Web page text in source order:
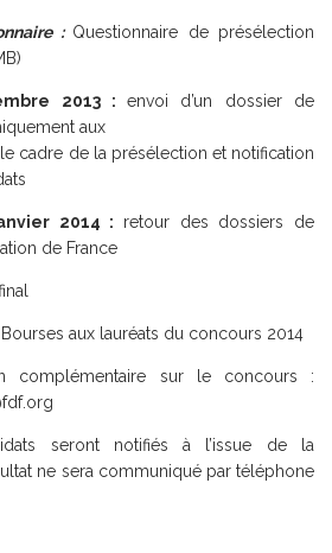
: Questionnaire de présélection
2013 :envoi d’un dossier de
aux
cadre de la présélection et notification
2014 :
retour des dossiers de
de France
aux lauréats du concours 2014
complémentaire sur le concours :
seront notifiés à l’issue de la
ne sera communiqué par téléphone